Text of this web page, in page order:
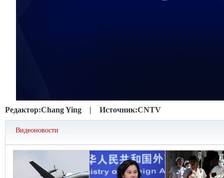
Редактор:Chang Ying | Источник:CNTV
Видеоновости